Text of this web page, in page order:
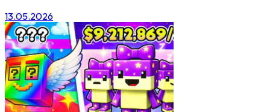
13.05.2026